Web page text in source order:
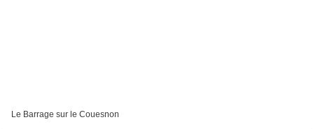
Le Barrage sur le Couesnon